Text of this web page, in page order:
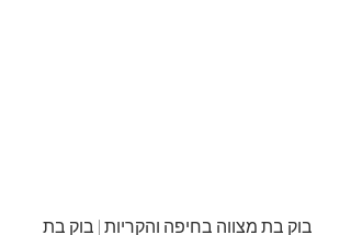
בוק בת מצווה בחיפה והקריות | בוק בת